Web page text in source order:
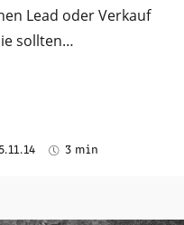
Lead oder Verkauf
sollten…
3 min